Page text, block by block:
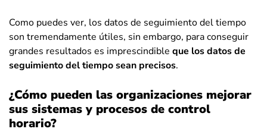
Como puedes ver, los datos de seguimiento del tiempo
son tremendamente útiles, sin embargo, para conseguir
grandes resultados es imprescindible que los datos de
seguimiento del tiempo sean precisos.
¿Cómo pueden las organizaciones mejorar
sus sistemas y procesos de control
horario?